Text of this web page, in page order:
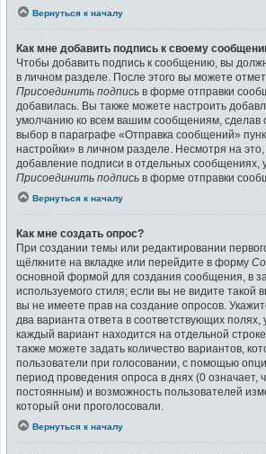
Вернуться к началу
Как мне добавить подпись к своему
Чтобы добавить подпись к сообщению, вы
в личном разделе. После этого вы можете
Присоединить подпись в форме отправки
добавилась. Вы также можете настроить
умолчанию ко всем вашим сообщениям, сделав
выбор в параграфе «Отправка сообщений»
настройки» в личном разделе. Несмотря на
добавление подписи в отдельных сообщениях,
Присоединить подпись в форме отправки
Вернуться к началу
Как мне создать опрос?
При создании темы или редактировании
щёлкните на вкладке или перейдите в форму
основной формой для создания сообщения, в
используемого стиля; если вы не видите такой
вы не имеете прав на создание опросов.
два варианта ответа в соответствующих полях,
каждый вариант находится на отдельной
также можете задать количество вариантов,
пользователи при голосовании, с помощью
период проведения опроса в днях (0 означает,
постоянным) и возможность пользователей
который они проголосовали.
Вернуться к началу